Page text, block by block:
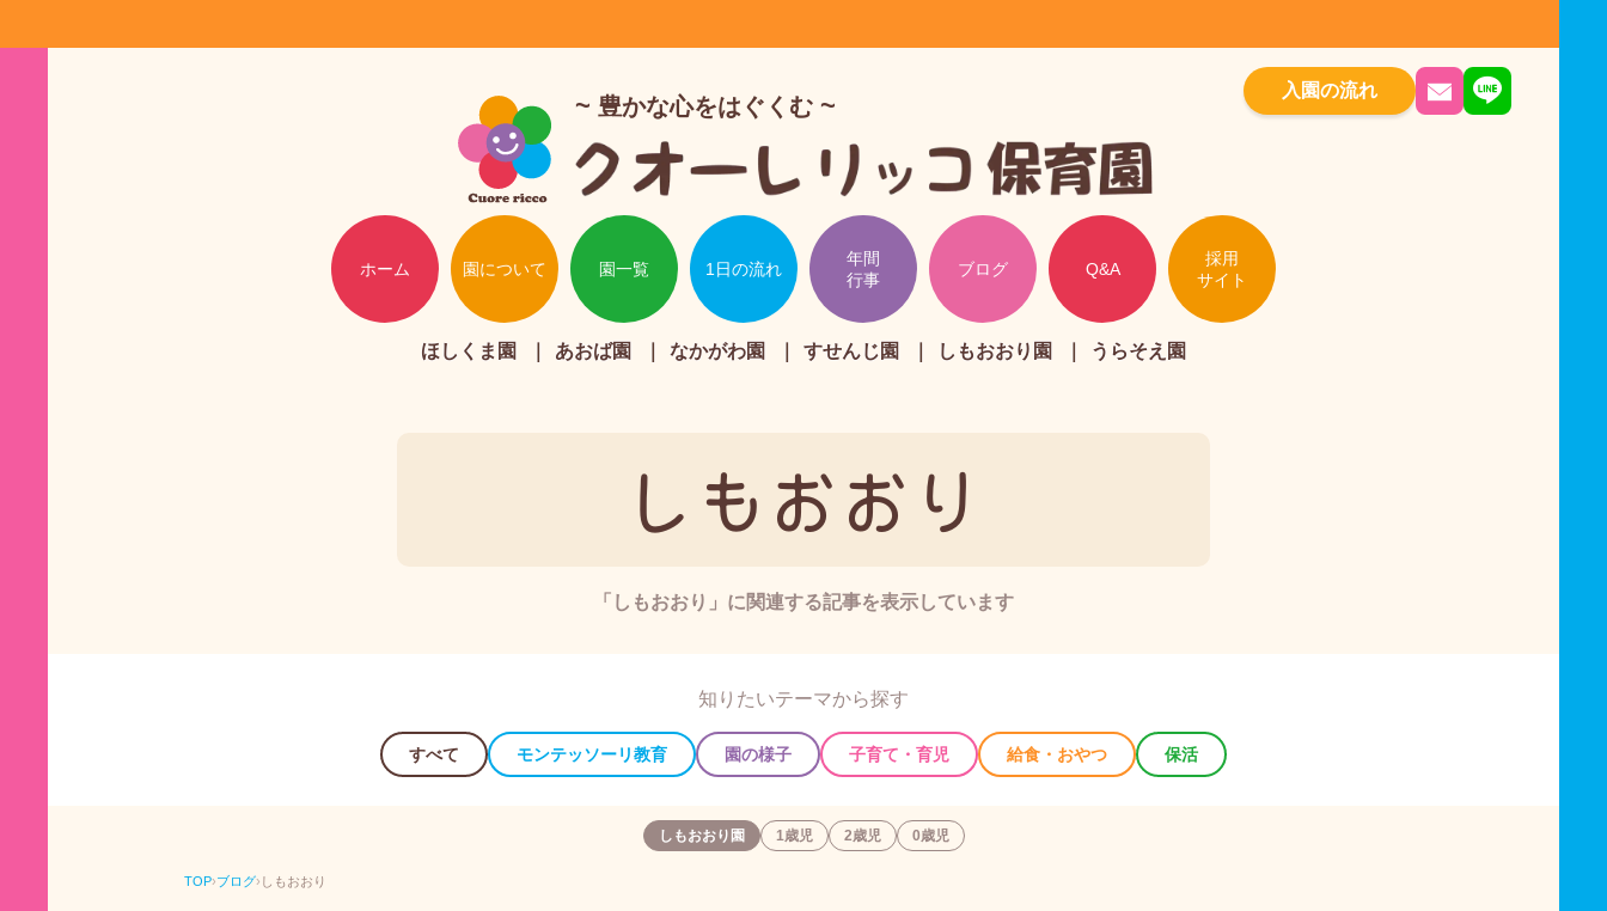
入園の流れ
豊かな心をはぐくむ
ホーム 園について 園一覧 1日の流れ
年間
行事
ブログ Q&A
採用
サイト
ほしくま園 あおば園 なかがわ園 すせんじ園 しもおおり園 うらそえ園
しもおおり
「しもおおり」に関連する記事を表示しています
知りたいテーマから探す
すべて モンテッソーリ教育 園の様子 子育て・育児 給食・おやつ 保活
しもおおり園 1歳児 2歳児 0歳児
TOP›ブログ› しもおおり